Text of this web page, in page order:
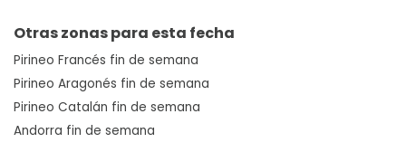
Otras zonas para esta fecha
Pirineo Francés fin de semana
Pirineo Aragonés fin de semana
Pirineo Catalán fin de semana
Andorra fin de semana